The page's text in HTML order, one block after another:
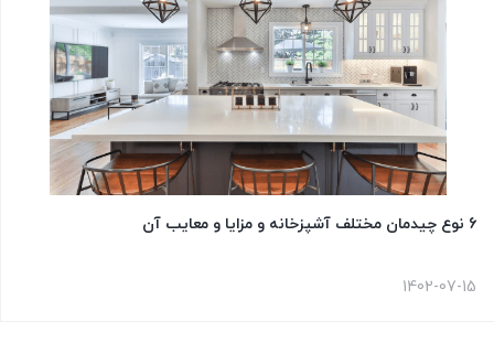
6 نوع چیدمان مختلف آشپزخانه و مزایا و معایب آن
1402-07-15